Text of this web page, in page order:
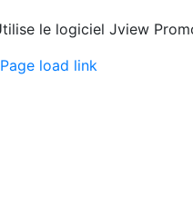
le logiciel Jview
Page load link